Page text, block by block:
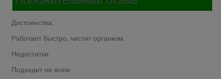
Достоинства:
Работает быстро, чистит организм.
Недостатки:
Подходит не всем